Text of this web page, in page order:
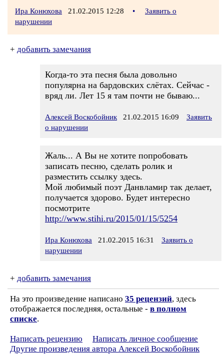
Ира Конюхова 21.02.2015 12:28 •
Заявить о
нарушении
+ добавить замечания
Когда-то эта песня была довольно
популярна на бардовских слётах. Сейчас -
вряд ли. Лет 15 я там почти не бываю...
Алексей Воскобойник 21.02.2015 16:09
Заявить
о нарушении
Жаль... А Вы не хотите попробовать
записать песню, сделать ролик и
разместить ссылку здесь.
Мой любимый поэт Данвламир так делает,
получается здорово. Будет интересно
посмотрите
http://www.stihi.ru/2015/01/15/5254
Ира Конюхова 21.02.2015 16:31
Заявить о
нарушении
+ добавить замечания
На это произведение написано 35 рецензий, здесь
отображается последняя, остальные - в полном
списке.
Написать рецензию
Написать личное сообщение
Другие произведения автора Алексей Воскобойник